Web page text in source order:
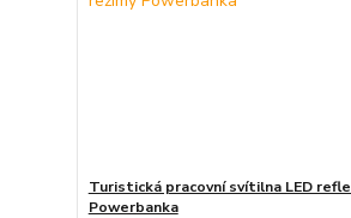
Turistická pracovní svítilna LED
Powerbanka